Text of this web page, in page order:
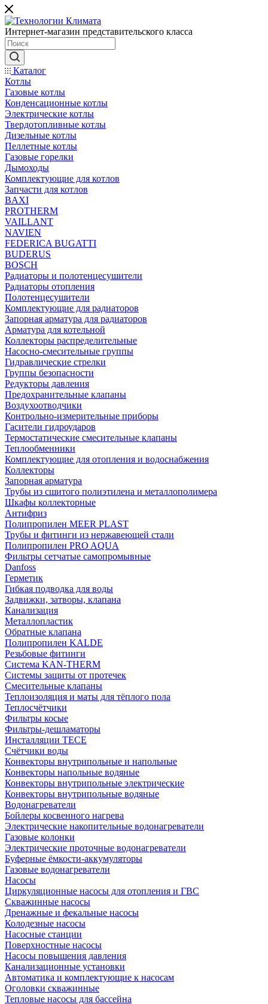
Интернет-магазин представительского класса
Каталог
Котлы
Газовые котлы
Конденсационные котлы
Электрические котлы
Твердотопливные котлы
Дизельные котлы
Пеллетные котлы
Газовые горелки
Дымоходы
Комплектующие для котлов
Запчасти для котлов
BAXI
PROTHERM
VAILLANT
NAVIEN
FEDERICA BUGATTI
BUDERUS
BOSCH
Радиаторы и полотенцесушители
Радиаторы отопления
Полотенцесушители
Комплектующие для радиаторов
Запорная арматура для радиаторов
Арматура для котельной
Коллекторы распределительные
Насосно-смесительные группы
Гидравлические стрелки
Группы безопасности
Редукторы давления
Предохранительные клапаны
Воздухоотводчики
Контрольно-измерительные приборы
Гасители гидроударов
Термостатические смесительные клапаны
Теплообменники
Комплектующие для отопления и водоснабжения
Коллекторы
Запорная арматура
Трубы из сшитого полиэтилена и металлополимера
Шкафы коллекторные
Антифриз
Полипропилен MEER PLAST
Трубы и фитинги из нержавеющей стали
Полипропилен PRO AQUA
Фильтры сетчатые самопромывные
Danfoss
Герметик
Гибкая подводка для воды
Задвижки, затворы, клапана
Канализация
Металлопластик
Обратные клапана
Полипропилен KALDE
Резьбовые фитинги
Система KAN-THERM
Системы защиты от протечек
Смесительные клапаны
Теплоизоляция и маты для тёплого пола
Теплосчётчики
Фильтры косые
Фильтры-дешламаторы
Инсталляции TECE
Счётчики воды
Конвекторы внутрипольные и напольные
Конвекторы напольные водяные
Конвекторы внутрипольные электрические
Конвекторы внутрипольные водяные
Водонагреватели
Бойлеры косвенного нагрева
Электрические накопительные водонагреватели
Газовые колонки
Электрические проточные водонагреватели
Буферные ёмкости-аккумуляторы
Газовые водонагреватели
Насосы
Циркуляционные насосы для отопления и ГВС
Скважинные насосы
Дренажные и фекальные насосы
Колодезные насосы
Насосные станции
Поверхностные насосы
Насосы повышения давления
Канализационные установки
Автоматика и комплектующие к насосам
Оголовки скважинные
Тепловые насосы для бассейна